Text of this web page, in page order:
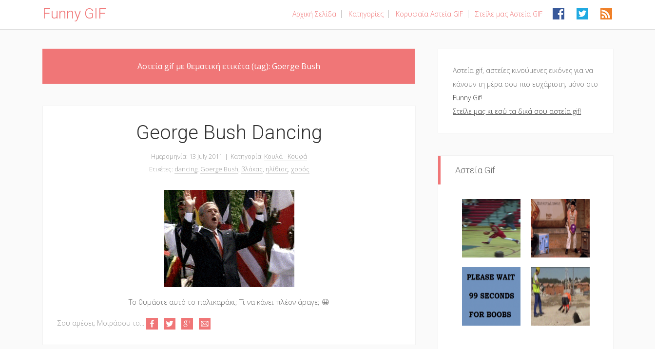
Funny GIF Αρχική Σελίδα Κατηγορίες Κορυφαία Αστεία GIF Στείλε μας Αστεία GIF
Αστεία gif με θεματική ετικέτα (tag): Goerge Bush
George Bush Dancing
Ημερομηνία: 13 July 2011 | Κατηγορία: Κουλά - Κουφά
Ετικέτες: dancing, Goerge Bush, βλάκας, ηλίθιος, χορός
Το θυμάστε αυτό το παλικαράκι; Τί να κάνει πλέον άραγε; 😀
Σου αρέσει; Μοιράσου το...
Αστεία gif, αστείες κινούμενες εικόνες για να
κάνουν τη μέρα σου πιο ευχάριστη, μόνο στο
Funny Gif!
Στείλε μας κι εσύ τα δικά σου αστεία gif!
Αστεία Gif